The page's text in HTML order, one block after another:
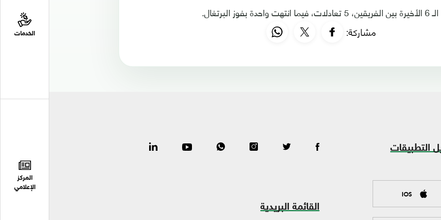
الخدمات
المركز
الإعلامي
البرتغال.
مشاركة:
التطبيقات
IOS
القائمة البريدية